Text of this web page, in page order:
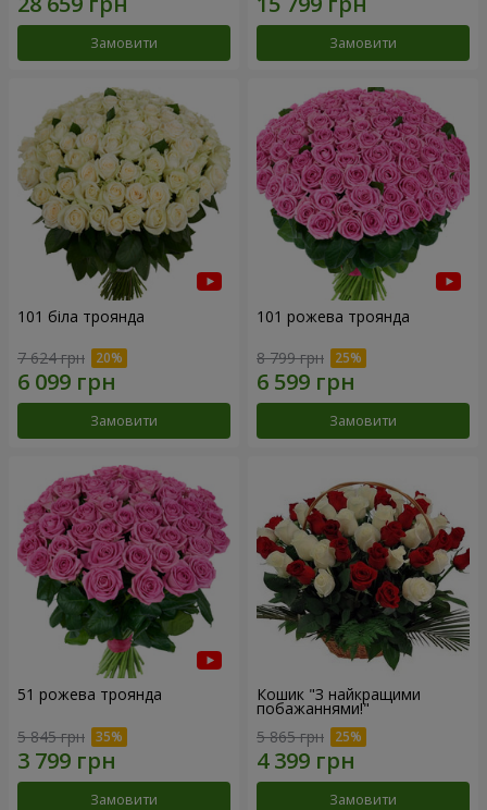
Замовити Замовити
101 біла троянда
7 624 грн
Замовити
101 рожева троянда
8 799 грн
Замовити
51 рожева троянда
5 845 грн
Замовити
Кошик "З найкращими
побажаннями!"
5 865 грн
Замовити